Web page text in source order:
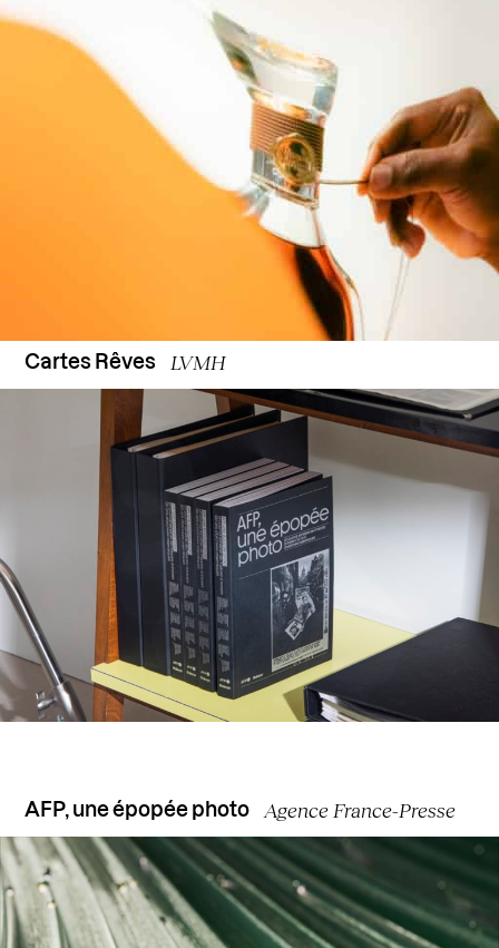
Cartes Rêves LVMH
AFP, une épopée photo Agence France-Presse